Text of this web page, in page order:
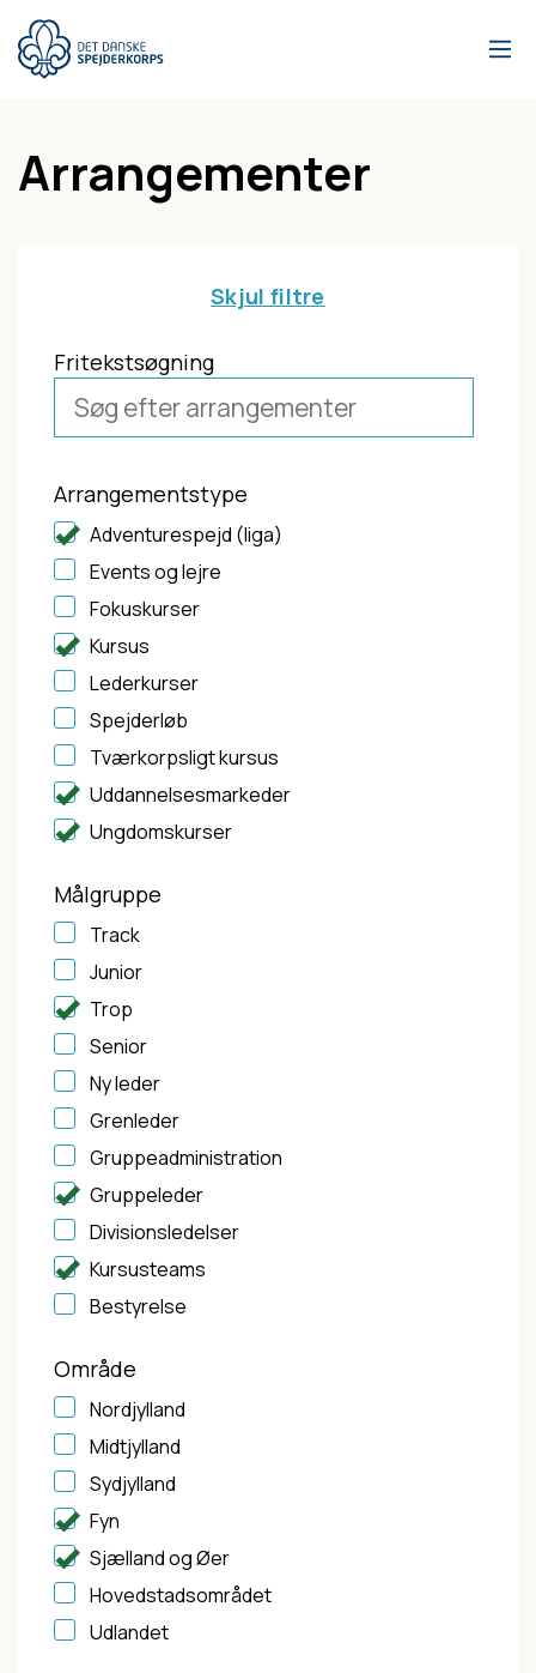
hovedindhold
Arrangementer
Skjul filtre
Fritekstsøgning
Arrangementstype
Adventurespejd (liga)
Events og lejre
Fokuskurser
Kursus
Lederkurser
Spejderløb
Tværkorpsligt kursus
Uddannelsesmarkeder
Ungdomskurser
Målgruppe
Track
Junior
Trop
Senior
Ny leder
Grenleder
Gruppeadministration
Gruppeleder
Divisionsledelser
Kursusteams
Bestyrelse
Område
Nordjylland
Midtjylland
Sydjylland
Fyn
Sjælland og Øer
Hovedstadsområdet
Udlandet